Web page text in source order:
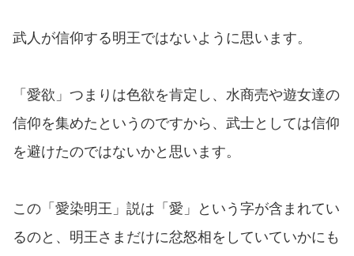
武人が信仰する明王ではないように思います。
「愛欲」つまりは色欲を肯定し、水商売や遊女達の
信仰を集めたというのですから、武士としては信仰
を避けたのではないかと思います。
この「愛染明王」説は「愛」という字が含まれてい
るのと、明王さまだけに忿怒相をしていていかにも